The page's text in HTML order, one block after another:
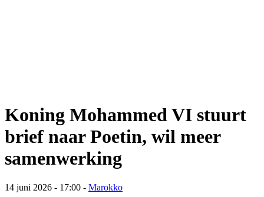
Koning Mohammed VI stuurt
brief naar Poetin, wil meer
samenwerking
14 juni 2026 - 17:00 - Marokko